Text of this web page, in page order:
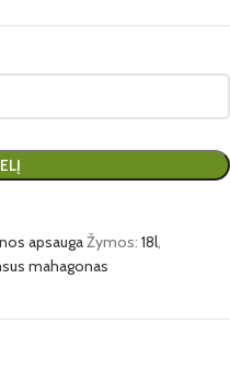
apsaugaŽymos: 18l
mahagonas